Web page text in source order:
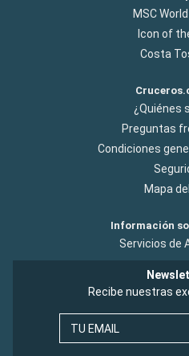
MSC
Icon of
Costa
¿Quiénes
Preguntas
Condiciones
Mapa
Información
Servicios de
Recibe nuestras
TU EMAIL